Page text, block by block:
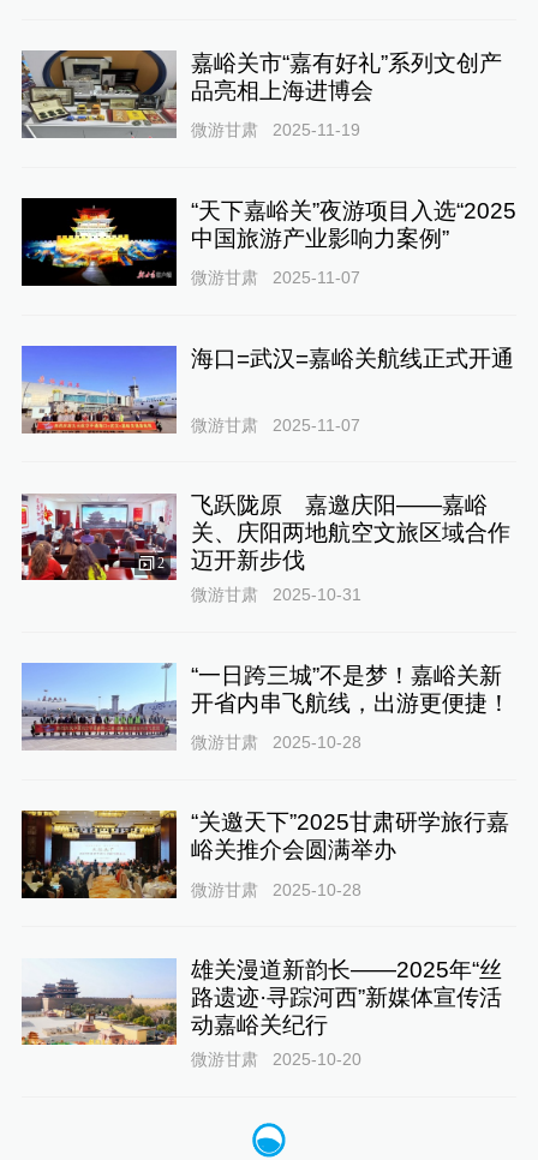
嘉峪关市“嘉有好礼”系列文创产
品亮相上海进博会
微游甘肃 2025-11-19
“天下嘉峪关”夜游项目入选“2025
中国旅游产业影响力案例”
微游甘肃 2025-11-07
海口=武汉=嘉峪关航线正式开通
微游甘肃 2025-11-07
2
飞跃陇原 嘉邀庆阳——嘉峪
关、庆阳两地航空文旅区域合作
迈开新步伐
微游甘肃 2025-10-31
“一日跨三城”不是梦！嘉峪关新
开省内串飞航线，出游更便捷！
微游甘肃 2025-10-28
“关邀天下”2025甘肃研学旅行嘉
峪关推介会圆满举办
微游甘肃 2025-10-28
雄关漫道新韵长——2025年“丝
路遗迹·寻踪河西”新媒体宣传活
动嘉峪关纪行
微游甘肃 2025-10-20